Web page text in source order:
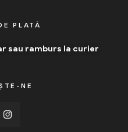
PLATĂ
sau ramburs la curier
NE